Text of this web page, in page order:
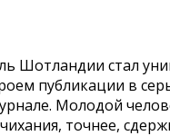
Шотландии стал
публикации в
Молодой
точнее,